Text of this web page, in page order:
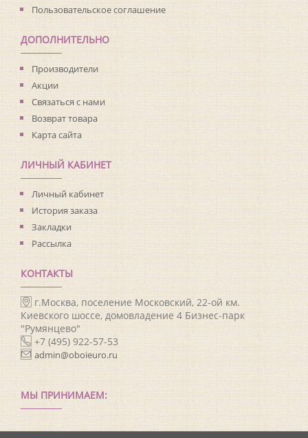
Пользовательское соглашение
ДОПОЛНИТЕЛЬНО
Производители
Акции
Связаться с нами
Возврат товара
Карта сайта
ЛИЧНЫЙ КАБИНЕТ
Личный кабинет
История заказа
Закладки
Рассылка
КОНТАКТЫ
г.Москва, поселение Московский, 22-ой км.
Киевского шоссе, домовладение 4 Бизнес-парк
"Румянцево"
+7 (495) 922-57-53
admin@oboieuro.ru
МЫ ПРИНИМАЕМ: